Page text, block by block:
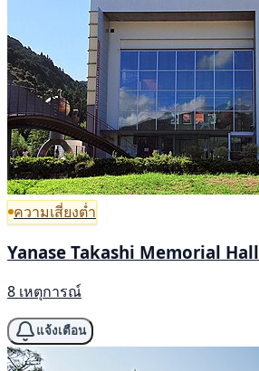
ความเสี่ยงต่ำ
Yanase Takashi Memorial Hall
8 เหตุการณ์
แจ้งเตือน